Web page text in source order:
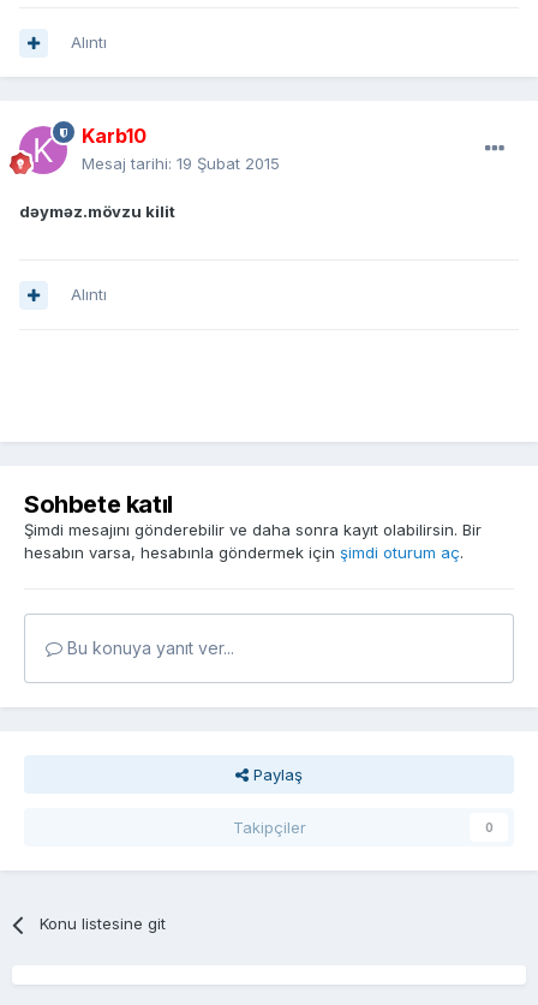
Alıntı
Karb10
Mesaj tarihi: 19 Şubat 2015
dəyməz.mövzu kilit
Alıntı
Sohbete katıl
Şimdi mesajını gönderebilir ve daha sonra kayıt olabilirsin. Bir
hesabın varsa, hesabınla göndermek için şimdi oturum aç.
Bu konuya yanıt ver...
Paylaş
Takipçiler 0
Konu listesine git